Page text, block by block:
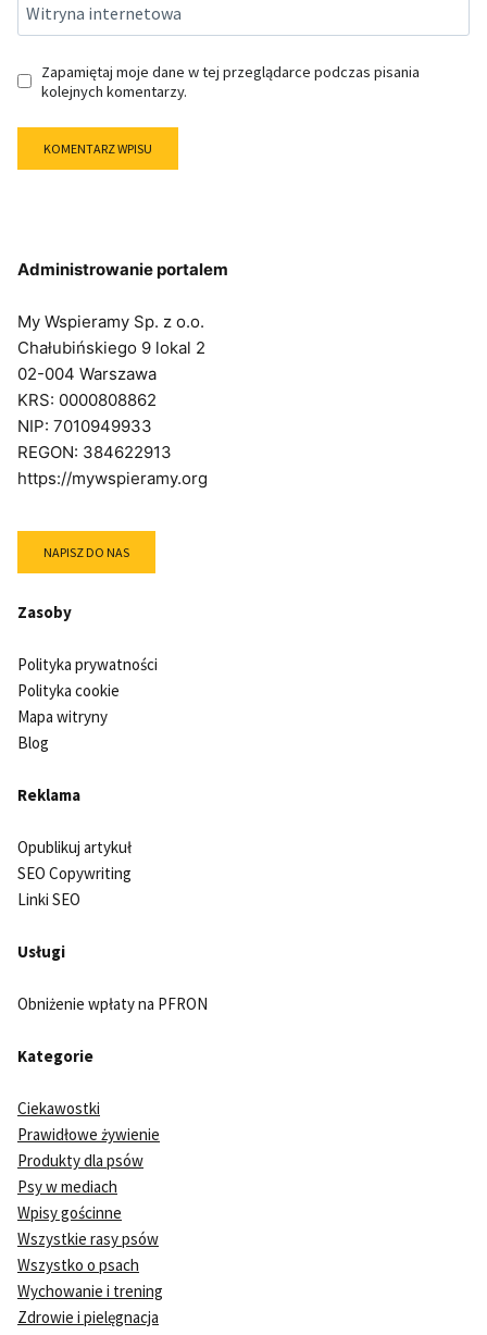
Witryna internetowa
Zapamiętaj moje dane w tej przeglądarce podczas pisania
kolejnych komentarzy.
Administrowanie portalem
My Wspieramy Sp. z o.o.
Chałubińskiego 9 lokal 2
02-004 Warszawa
KRS: 0000808862
NIP: 7010949933
REGON: 384622913
https://mywspieramy.org
NAPISZ DO NAS
Zasoby
Polityka prywatności
Polityka cookie
Mapa witryny
Blog
Reklama
Opublikuj artykuł
SEO Copywriting
Linki SEO
Usługi
Obniżenie wpłaty na PFRON
Kategorie
Ciekawostki
Prawidłowe żywienie
Produkty dla psów
Psy w mediach
Wpisy gościnne
Wszystkie rasy psów
Wszystko o psach
Wychowanie i trening
Zdrowie i pielęgnacja